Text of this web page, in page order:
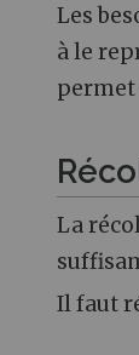
Les
à le
La
Il faut